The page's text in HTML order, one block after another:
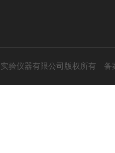
验仪器有限公司版权所有 备